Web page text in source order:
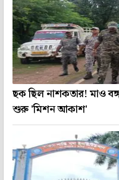
ছক ছিল নাশকতার! মাও
শুরু 'মিশন আকাশ'